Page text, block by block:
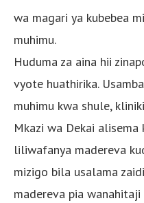
wa magari ya kubebea
muhimu.
Huduma za aina hii
vyote huathirika.
muhimu kwa shule,
Mkazi wa Dekai
liliwafanya madereva
mizigo bila usalama
madereva pia